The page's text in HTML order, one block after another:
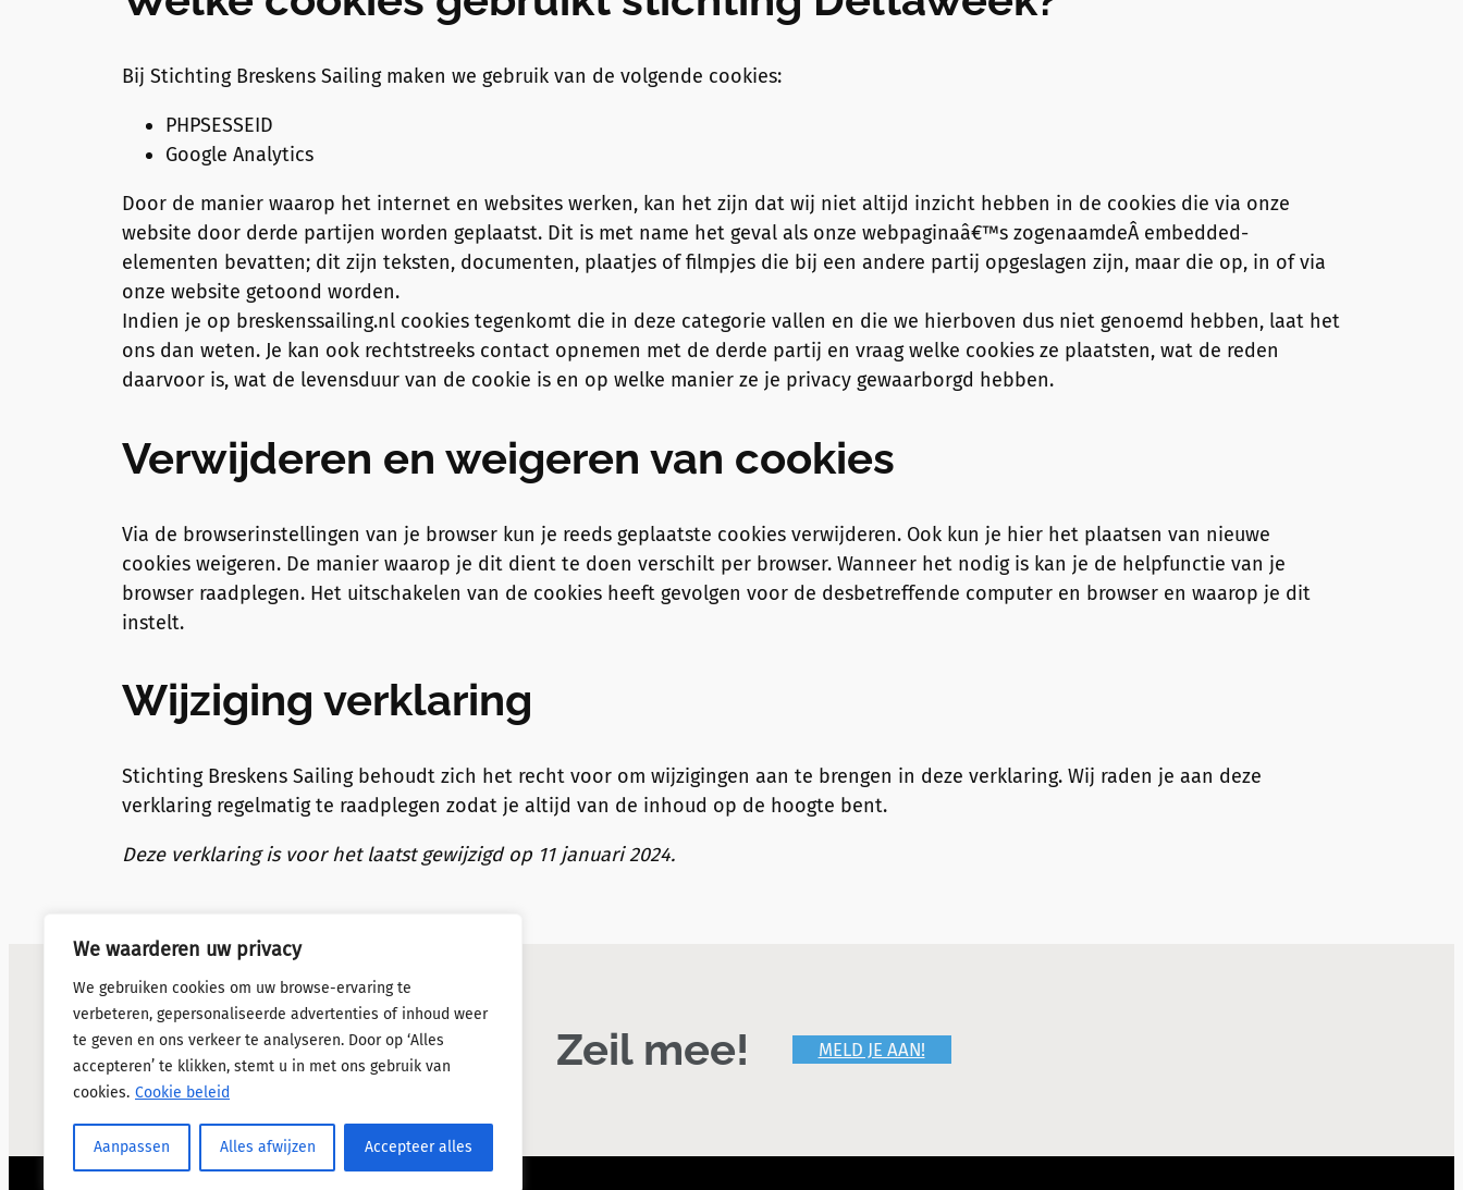
We waarderen uw privacy
We gebruiken cookies om uw browse-ervaring te
verbeteren, gepersonaliseerde advertenties of inhoud weer
te geven en ons verkeer te analyseren. Door op ‘Alles
accepteren’ te klikken, stemt u in met ons gebruik van
cookies. Cookie beleid
Aanpassen Alles afwijzen Accepteer alles
Bij Stichting Breskens Sailing maken we gebruik van de volgende cookies:
PHPSESSEID
Google Analytics
Door de manier waarop het internet en websites werken, kan het zijn dat wij niet altijd inzicht hebben in de cookies die via onze
website door derde partijen worden geplaatst. Dit is met name het geval als onze webpaginaâ€™s zogenaamdeÂ embedded-
elementen bevatten; dit zijn teksten, documenten, plaatjes of filmpjes die bij een andere partij opgeslagen zijn, maar die op, in of via
onze website getoond worden.
Indien je op breskenssailing.nl cookies tegenkomt die in deze categorie vallen en die we hierboven dus niet genoemd hebben, laat het
ons dan weten. Je kan ook rechtstreeks contact opnemen met de derde partij en vraag welke cookies ze plaatsten, wat de reden
daarvoor is, wat de levensduur van de cookie is en op welke manier ze je privacy gewaarborgd hebben.
Verwijderen en weigeren van cookies
Via de browserinstellingen van je browser kun je reeds geplaatste cookies verwijderen. Ook kun je hier het plaatsen van nieuwe
cookies weigeren. De manier waarop je dit dient te doen verschilt per browser. Wanneer het nodig is kan je de helpfunctie van je
browser raadplegen. Het uitschakelen van de cookies heeft gevolgen voor de desbetreffende computer en browser en waarop je dit
instelt.
Wijziging verklaring
Stichting Breskens Sailing behoudt zich het recht voor om wijzigingen aan te brengen in deze verklaring. Wij raden je aan deze
verklaring regelmatig te raadplegen zodat je altijd van de inhoud op de hoogte bent.
Deze verklaring is voor het laatst gewijzigd op 11 januari 2024.
Zeil mee! MELD JE AAN!